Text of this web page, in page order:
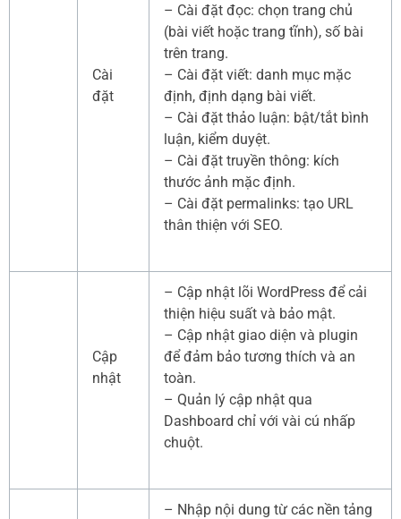
Cài
đặt
– Cài đặt đọc: chọn trang chủ
(bài viết hoặc trang tĩnh), số bài
trên trang.
– Cài đặt viết: danh mục mặc
định, định dạng bài viết.
– Cài đặt thảo luận: bật/tắt bình
luận, kiểm duyệt.
– Cài đặt truyền thông: kích
thước ảnh mặc định.
– Cài đặt permalinks: tạo URL
thân thiện với SEO.
Cập
nhật
– Cập nhật lõi WordPress để cải
thiện hiệu suất và bảo mật.
– Cập nhật giao diện và plugin
để đảm bảo tương thích và an
toàn.
– Quản lý cập nhật qua
Dashboard chỉ với vài cú nhấp
chuột.
– Nhập nội dung từ các nền tảng